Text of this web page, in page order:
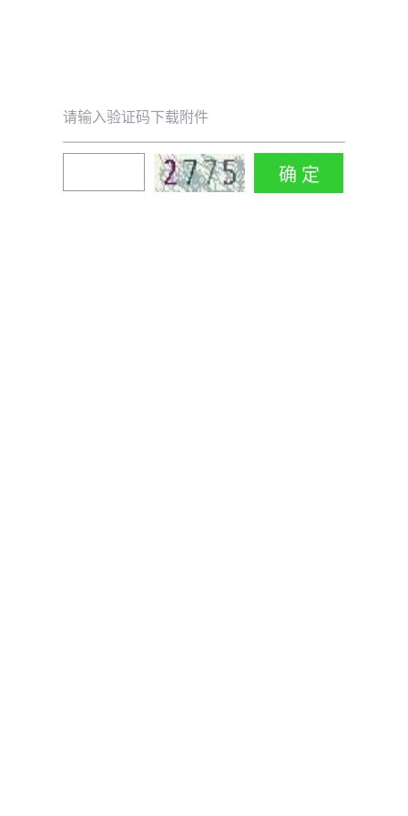
请输入验证码下载附件